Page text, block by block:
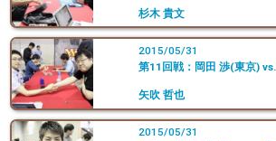
杉木 貴文
2015/05/31
第11回戦：岡田 渉(東京)
矢吹 哲也
2015/05/31